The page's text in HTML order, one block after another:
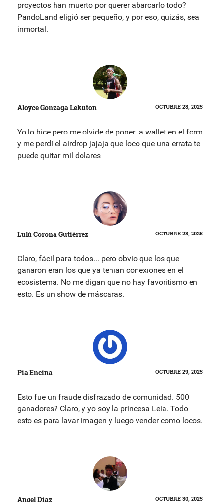
proyectos han muerto por querer abarcarlo todo?
PandoLand eligió ser pequeño, y por eso, quizás, sea
inmortal.
Aloyce Gonzaga Lekuton OCTUBRE 28, 2025
Yo lo hice pero me olvide de poner la wallet en el form
y me perdí el airdrop jajaja que loco que una errata te
puede quitar mil dolares
Lulú Corona Gutiérrez OCTUBRE 28, 2025
Claro, fácil para todos... pero obvio que los que
ganaron eran los que ya tenían conexiones en el
ecosistema. No me digan que no hay favoritismo en
esto. Es un show de máscaras.
Pia Encina OCTUBRE 29, 2025
Esto fue un fraude disfrazado de comunidad. 500
ganadores? Claro, y yo soy la princesa Leia. Todo
esto es para lavar imagen y luego vender como locos.
Angel Diaz OCTUBRE 30, 2025